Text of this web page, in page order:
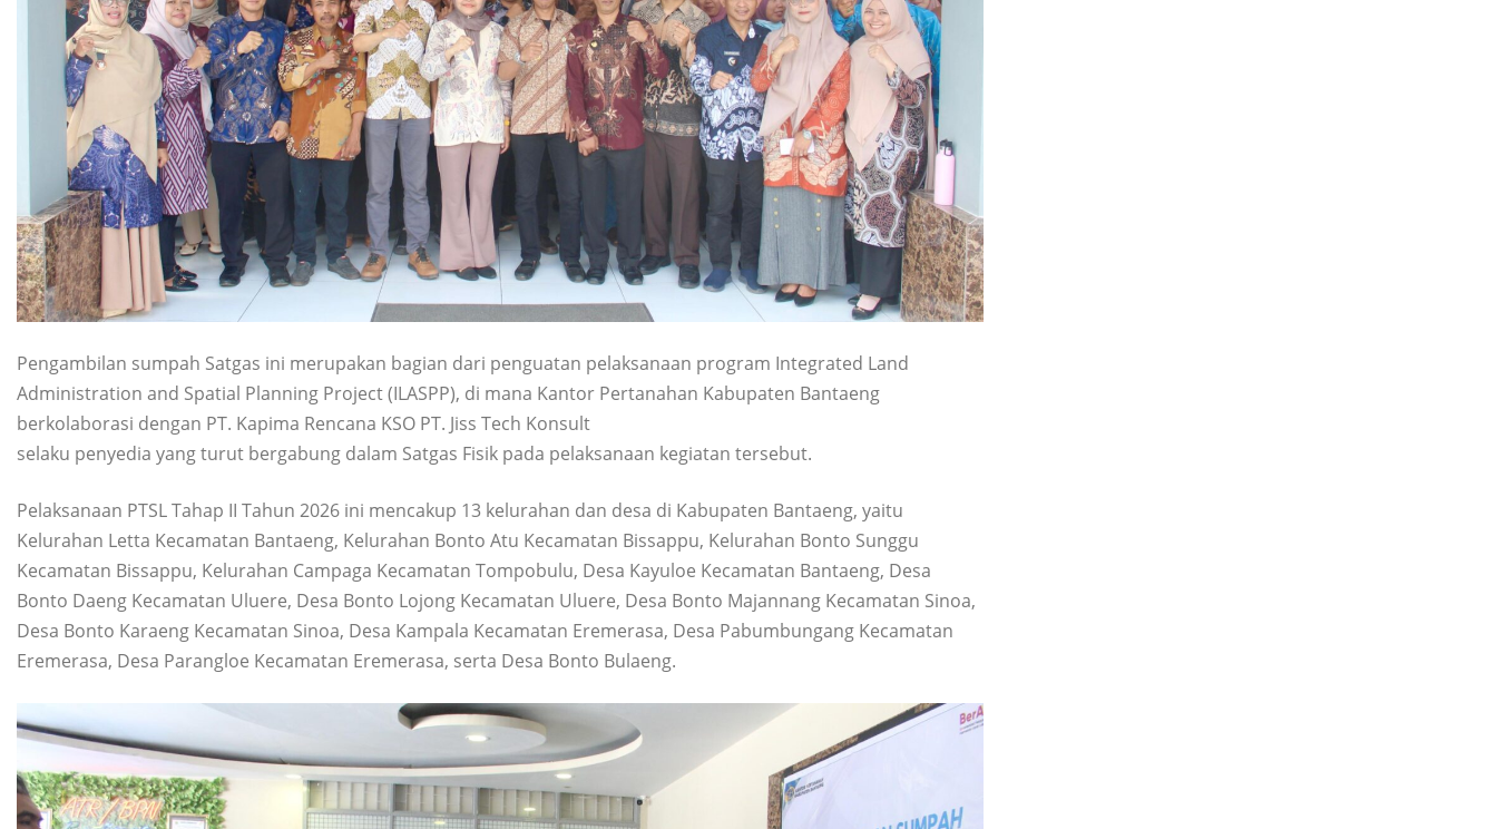
Pengambilan sumpah Satgas ini merupakan bagian dari penguatan pelaksanaan program Integrated Land
Administration and Spatial Planning Project (ILASPP), di mana Kantor Pertanahan Kabupaten Bantaeng
berkolaborasi dengan PT. Kapima Rencana KSO PT. Jiss Tech Konsult
selaku penyedia yang turut bergabung dalam Satgas Fisik pada pelaksanaan kegiatan tersebut.
Pelaksanaan PTSL Tahap II Tahun 2026 ini mencakup 13 kelurahan dan desa di Kabupaten Bantaeng, yaitu
Kelurahan Letta Kecamatan Bantaeng, Kelurahan Bonto Atu Kecamatan Bissappu, Kelurahan Bonto Sunggu
Kecamatan Bissappu, Kelurahan Campaga Kecamatan Tompobulu, Desa Kayuloe Kecamatan Bantaeng, Desa
Bonto Daeng Kecamatan Uluere, Desa Bonto Lojong Kecamatan Uluere, Desa Bonto Majannang Kecamatan Sinoa,
Desa Bonto Karaeng Kecamatan Sinoa, Desa Kampala Kecamatan Eremerasa, Desa Pabumbungang Kecamatan
Eremerasa, Desa Parangloe Kecamatan Eremerasa, serta Desa Bonto Bulaeng.